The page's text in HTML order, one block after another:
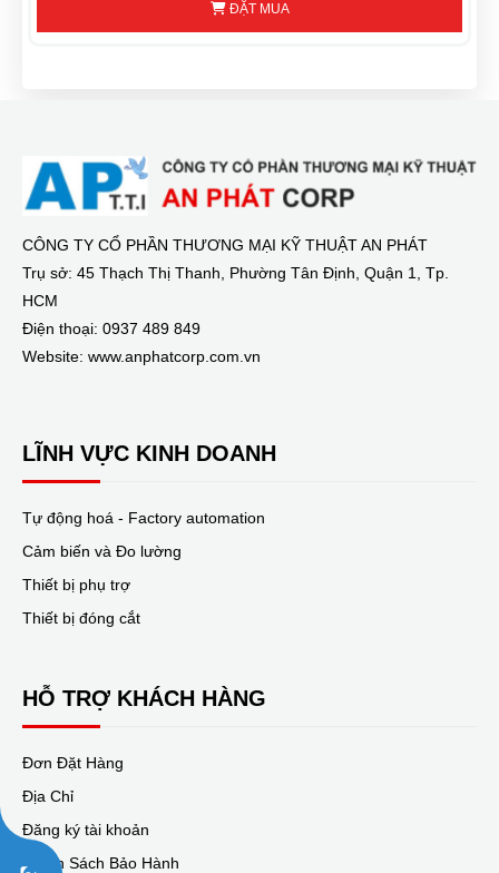
ĐẶT MUA
CÔNG TY CỔ PHẦN THƯƠNG MẠI KỸ THUẬT AN PHÁT
Trụ sở: 45 Thạch Thị Thanh, Phường Tân Định, Quận 1, Tp.
HCM
Điện thoại: 0937 489 849
Website: www.anphatcorp.com.vn
LĨNH VỰC KINH DOANH
Tự động hoá - Factory automation
Cảm biến và Đo lường
Thiết bị phụ trợ
Thiết bị đóng cắt
HỖ TRỢ KHÁCH HÀNG
Đơn Đặt Hàng
Địa Chỉ
Đăng ký tài khoản
Chính Sách Bảo Hành